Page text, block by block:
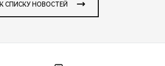
К СПИСКУ НОВОСТЕЙ